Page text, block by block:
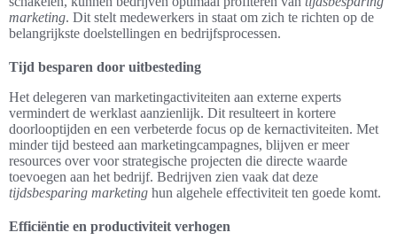
marketing. Dit stelt medewerkers in staat om zich te richten op de
belangrijkste doelstellingen en bedrijfsprocessen.
Tijd besparen door uitbesteding
Het delegeren van marketingactiviteiten aan externe experts
vermindert de werklast aanzienlijk. Dit resulteert in kortere
doorlooptijden en een verbeterde focus op de kernactiviteiten. Met
minder tijd besteed aan marketingcampagnes, blijven er meer
resources over voor strategische projecten die directe waarde
toevoegen aan het bedrijf. Bedrijven zien vaak dat deze
tijdsbesparing marketing hun algehele effectiviteit ten goede komt.
Efficiëntie en productiviteit verhogen